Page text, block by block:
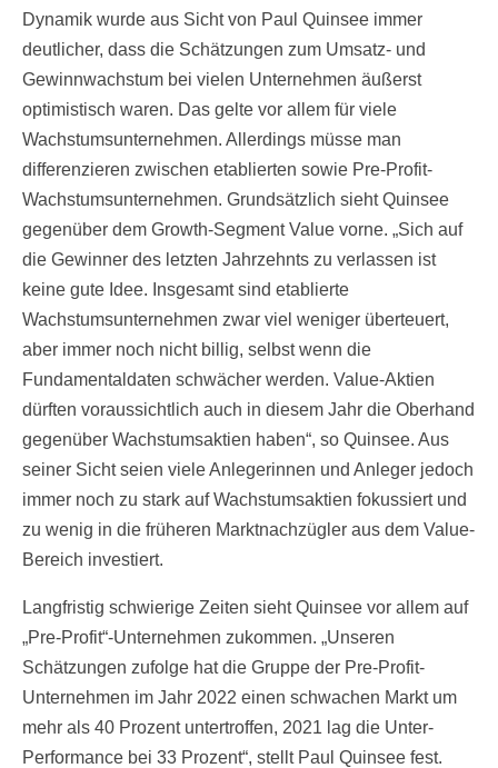
Dynamik wurde aus Sicht von Paul Quinsee immer
deutlicher, dass die Schätzungen zum Umsatz- und
Gewinnwachstum bei vielen Unternehmen äußerst
optimistisch waren. Das gelte vor allem für viele
Wachstumsunternehmen. Allerdings müsse man
differenzieren zwischen etablierten sowie Pre-Profit-
Wachstumsunternehmen. Grundsätzlich sieht Quinsee
gegenüber dem Growth-Segment Value vorne. „Sich auf
die Gewinner des letzten Jahrzehnts zu verlassen ist
keine gute Idee. Insgesamt sind etablierte
Wachstumsunternehmen zwar viel weniger überteuert,
aber immer noch nicht billig, selbst wenn die
Fundamentaldaten schwächer werden. Value-Aktien
dürften voraussichtlich auch in diesem Jahr die Oberhand
gegenüber Wachstumsaktien haben“, so Quinsee. Aus
seiner Sicht seien viele Anlegerinnen und Anleger jedoch
immer noch zu stark auf Wachstumsaktien fokussiert und
zu wenig in die früheren Marktnachzügler aus dem Value-
Bereich investiert.
Langfristig schwierige Zeiten sieht Quinsee vor allem auf
„Pre-Profit“-Unternehmen zukommen. „Unseren
Schätzungen zufolge hat die Gruppe der Pre-Profit-
Unternehmen im Jahr 2022 einen schwachen Markt um
mehr als 40 Prozent untertroffen, 2021 lag die Unter-
Performance bei 33 Prozent“, stellt Paul Quinsee fest.